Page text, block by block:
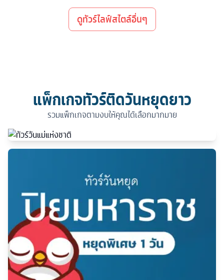
ดูทัวร์ไลฟ์สไตล์อื่นๆ
แพ็กเกจทัวร์ติดวันหยุดยาว
รวมแพ็กเกจตามงบให้คุณได้เลือกมากมาย